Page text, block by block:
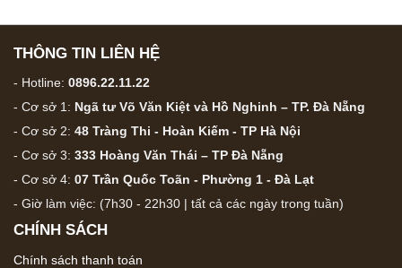
THÔNG TIN LIÊN HỆ
- Hotline: 0896.22.11.22
- Cơ sở 1: Ngã tư Võ Văn Kiệt và Hồ Nghinh – TP. Đà Nẵng
- Cơ sở 2: 48 Tràng Thi - Hoàn Kiếm - TP Hà Nội
- Cơ sở 3: 333 Hoàng Văn Thái – TP Đà Nẵng
- Cơ sở 4: 07 Trần Quốc Toãn - Phường 1 - Đà Lạt
- Giờ làm việc: (7h30 - 22h30 | tất cả các ngày trong tuần)
CHÍNH SÁCH
Chính sách thanh toán